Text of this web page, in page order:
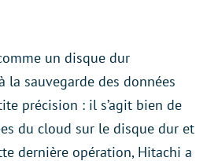
un disque dur
la sauvegarde des données
précision : il s’agit bien de
du cloud sur le disque dur et
dernière opération, Hitachi a